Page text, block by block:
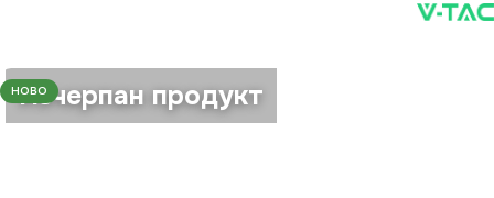
НОВО
Изчерпан продукт